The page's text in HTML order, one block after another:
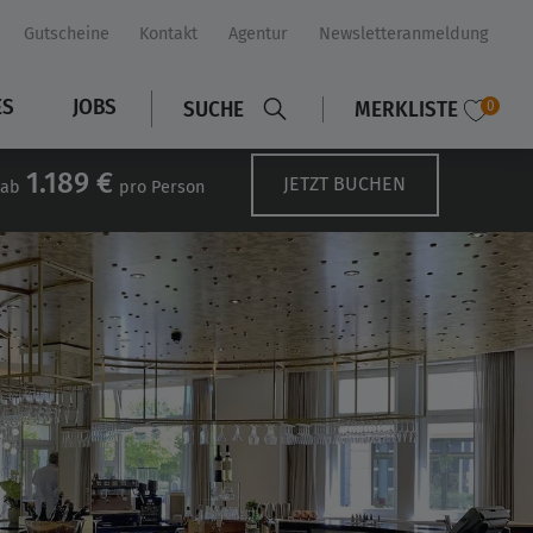
Gutscheine Kontakt Agentur Newsletteranmeldung
JOBS SUCHE MERKLISTE 0
ab 1.189 € pro Person JETZT BUCHEN